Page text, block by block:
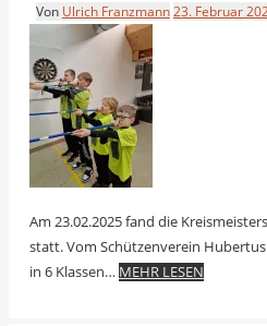
Von Ulrich Franzmann23. Februar
Am 23.02.2025 fand die
statt. Vom Schützenverein
in 6 Klassen… MEHR LESEN